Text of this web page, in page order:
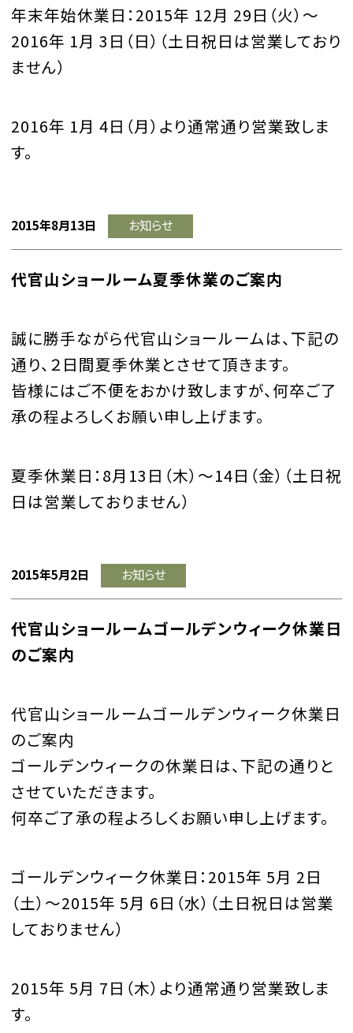
年末年始休業日：2015年 12月 29日（火）～
2016年 1月 3日（日）（土日祝日は営業しており
ません）
2016年 1月 4日（月）より通常通り営業致しま
す。
2015年8月13日 お知らせ
代官山ショールーム夏季休業のご案内
誠に勝手ながら代官山ショールームは、下記の
通り、２日間夏季休業とさせて頂きます。
皆様にはご不便をおかけ致しますが、何卒ご了
承の程よろしくお願い申し上げます。
夏季休業日：8月13日（木）～14日（金）（土日祝
日は営業しておりません）
2015年5月2日 お知らせ
代官山ショールームゴールデンウィーク休業日
のご案内
代官山ショールームゴールデンウィーク休業日
のご案内
ゴールデンウィークの休業日は、下記の通りと
させていただきます。
何卒ご了承の程よろしくお願い申し上げます。
ゴールデンウィーク休業日：2015年 5月 2日
（土）～2015年 5月 6日（水）（土日祝日は営業
しておりません）
2015年 5月 7日（木）より通常通り営業致しま
す。